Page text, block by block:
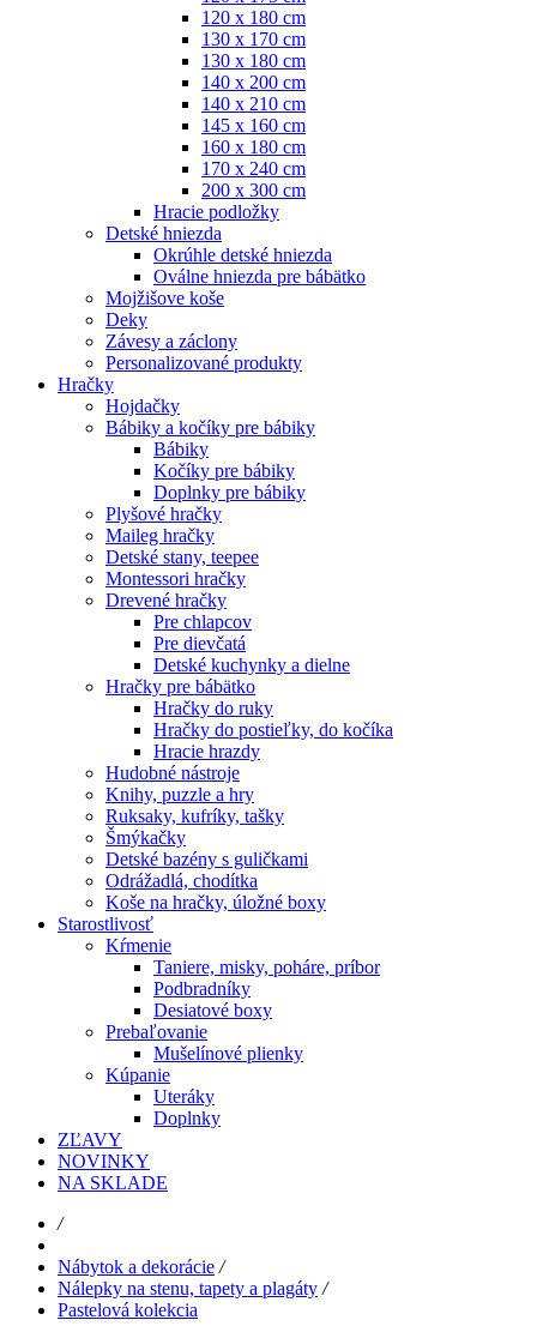
120 x 180 cm
130 x 170 cm
130 x 180 cm
140 x 200 cm
140 x 210 cm
145 x 160 cm
160 x 180 cm
170 x 240 cm
200 x 300 cm
Hracie podložky
Detské hniezda
Okrúhle detské hniezda
Oválne hniezda pre bábätko
Mojžišove koše
Deky
Závesy a záclony
Personalizované produkty
Hračky
Hojdačky
Bábiky a kočíky pre bábiky
Bábiky
Kočíky pre bábiky
Doplnky pre bábiky
Plyšové hračky
Maileg hračky
Detské stany, teepee
Montessori hračky
Drevené hračky
Pre chlapcov
Pre dievčatá
Detské kuchynky a dielne
Hračky pre bábätko
Hračky do ruky
Hračky do postieľky, do kočíka
Hracie hrazdy
Hudobné nástroje
Knihy, puzzle a hry
Ruksaky, kufríky, tašky
Šmýkačky
Detské bazény s guličkami
Odrážadlá, chodítka
Koše na hračky, úložné boxy
Starostlivosť
Kŕmenie
Taniere, misky, poháre, príbor
Podbradníky
Desiatové boxy
Prebaľovanie
Mušelínové plienky
Kúpanie
Uteráky
Doplnky
ZĽAVY
NOVINKY
NA SKLADE
/
Nábytok a dekorácie /
Nálepky na stenu, tapety a plagáty /
Pastelová kolekcia